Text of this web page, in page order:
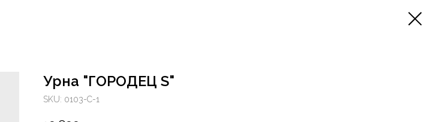
Урна "ГОРОДЕЦ S"
SKU: 0103-С-1